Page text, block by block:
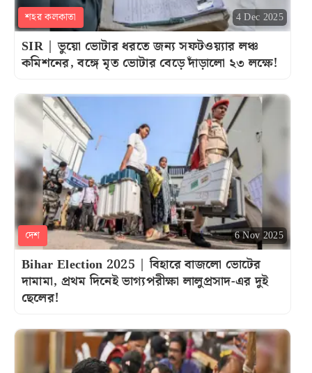
শহর কলকাতা 4 Dec 2025
SIR | ভুয়ো ভোটার ধরতে জন্য সফটওয়্যার লঞ্চ
কমিশনের, বঙ্গে মৃত ভোটার বেড়ে দাঁড়ালো ২৩ লক্ষে!
দেশ 6 Nov 2025
Bihar Election 2025 | বিহারে বাজলো ভোটের
দামামা, প্রথম দিনেই ভাগ্যপরীক্ষা লালুপ্রসাদ-এর দুই
ছেলের!